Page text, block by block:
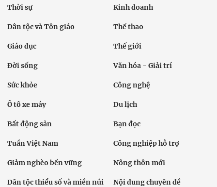
Thời sự Kinh doanh
Dân tộc và Tôn giáo Thể thao
Giáo dục Thế giới
Đời sống Văn hóa - Giải trí
Sức khỏe Công nghệ
Ô tô xe máy Du lịch
Bất động sản Bạn đọc
Tuần Việt Nam Công nghiệp hỗ trợ
Giảm nghèo bền vững Nông thôn mới
Dân tộc thiểu số và miền núi Nội dung chuyên đề